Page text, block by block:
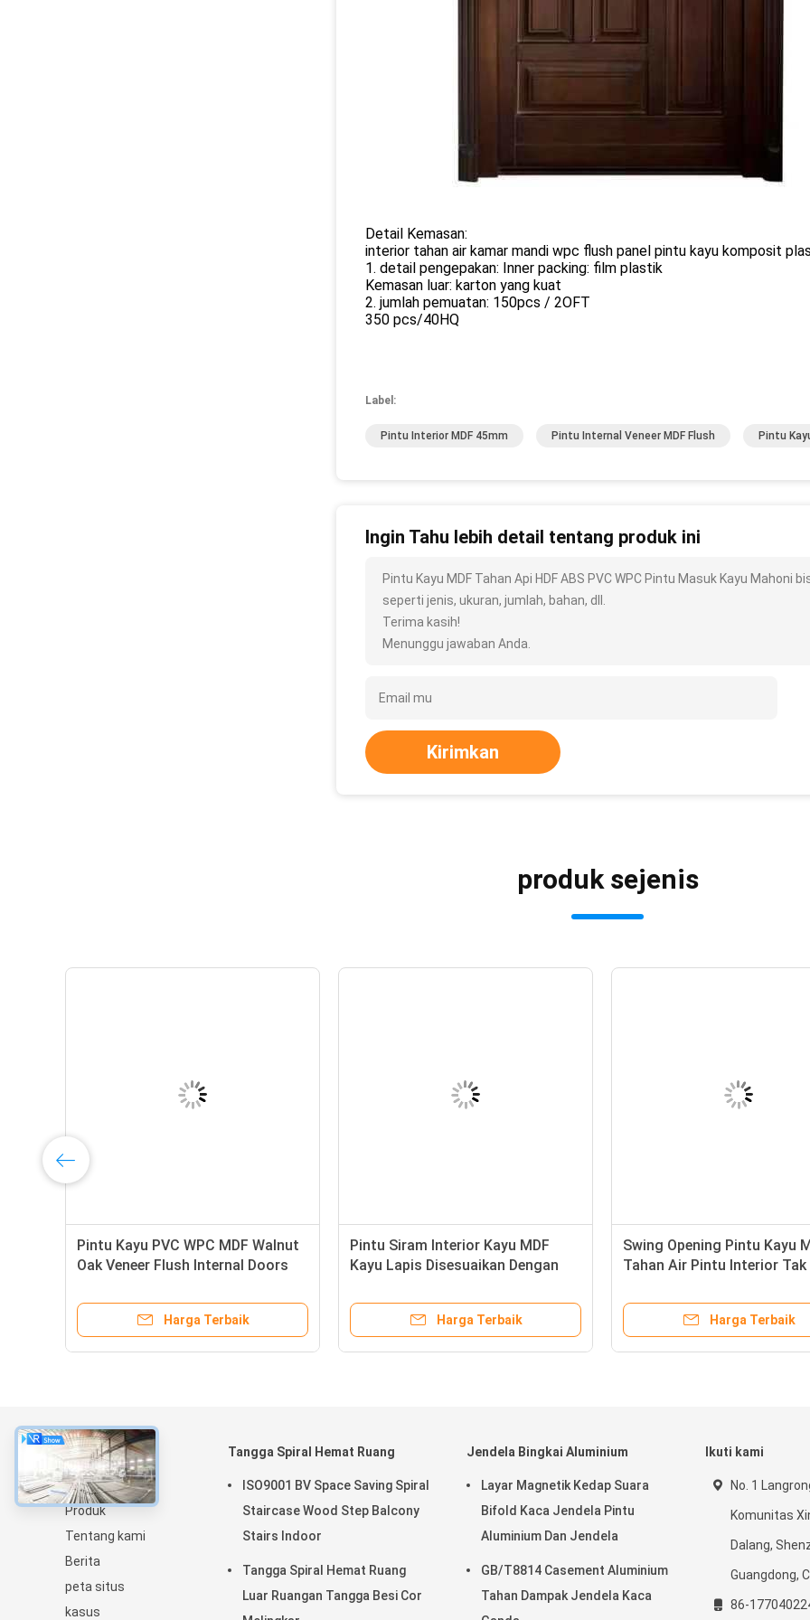
Detail Kemasan:
interior tahan air kamar mandi wpc flush panel pintu kayu komposit
1. detail pengepakan: Inner packing: film plastik
Kemasan luar: karton yang kuat
2. jumlah pemuatan: 150pcs / 2OFT
350 pcs/40HQ
Label:
Pintu Interior MDF 45mm Pintu Internal Veneer MDF Flush Pintu
Ingin Tahu lebih detail tentang produk ini
Pintu Kayu MDF Tahan Api HDF ABS PVC WPC Pintu Masuk Kayu
seperti jenis, ukuran, jumlah, bahan, dll.
Terima kasih!
Menunggu jawaban Anda.
Kirimkan
produk sejenis
Pintu Kayu PVC WPC MDF Walnut
Oak Veneer Flush Internal Doors
Harga Terbaik
Pintu Siram Interior Kayu MDF
Kayu Lapis Disesuaikan Dengan
Harga Terbaik
Swing Opening Pintu Kayu
Tahan Air Pintu Interior Tak
Harga Terbaik
Tentang
Rumah
Produk
Tentang kami
Berita
peta situs
kasus
Tangga Spiral Hemat Ruang
ISO9001 BV Space Saving Spiral
Staircase Wood Step Balcony
Stairs Indoor
Tangga Spiral Hemat Ruang
Luar Ruangan Tangga Besi Cor
Jendela Bingkai Aluminium
Layar Magnetik Kedap Suara
Bifold Kaca Jendela Pintu
Aluminium Dan Jendela
GB/T8814 Casement Aluminium
Tahan Dampak Jendela Kaca
Ikuti kami
No. 1
Komunitas
Dalang,
Guangdong,
86-